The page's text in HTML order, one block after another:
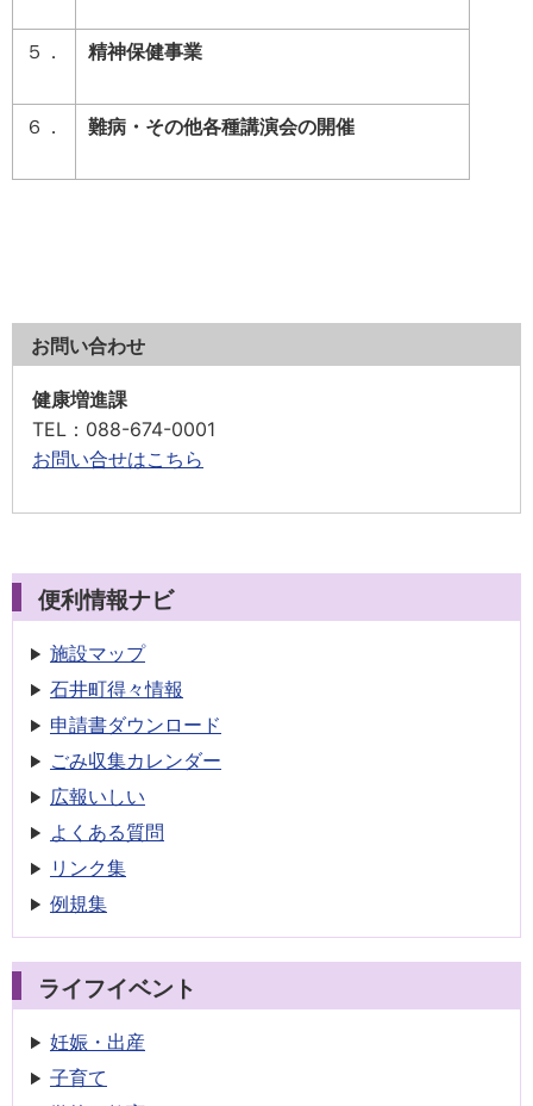
５． 精神保健事業
６． 難病・その他各種講演会の開催
お問い合わせ
健康増進課
TEL ：088-674-0001
お問い合せはこちら
便利情報ナビ
施設マップ
石井町得々情報
申請書ダウンロード
ごみ収集カレンダー
広報いしい
よくある質問
リンク集
例規集
ライフイベント
妊娠・出産
子育て